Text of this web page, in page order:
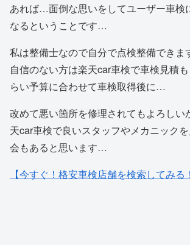
あれば…面倒な思いをしてユーザー車検
なるということです…
私は整備士なので自分で点検整備でき
自信のない方は楽天car車検で車検見積
らい予算に合わせて車検取得後に…
改めて悪い箇所を修理されてもよろし
天car車検で良いスタッフやメカニック
会もあると思います…
【今すぐ！格安車検店舗を検索してみる